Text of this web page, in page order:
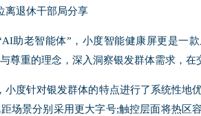
离退休干部局分享
助老智能体”，小度智能健康屏更是一
尊重的理念，深入洞察银发群体需求，在
小度针对银发群体的特点进行了系统性地
场景分别采用更大字号;触控层面将热区